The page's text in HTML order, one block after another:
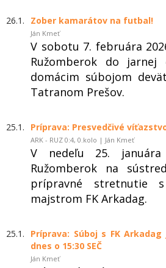
26.1. Zober kamarátov na futbal!
Ján Kmeť
V sobotu 7. februára
Ružomberok do
domácim súbojom
Tatranom Prešov.
25.1. Príprava: Presvedčivé
ARK - RUZ 0:4, 0.kolo | Ján Kmeť
V nedeľu 25.
Ružomberok na
prípravné stretnutie
majstrom FK Arkadag.
25.1.
Príprava: Súboj s FK
dnes o 15:30 SEČ
Ján Kmeť